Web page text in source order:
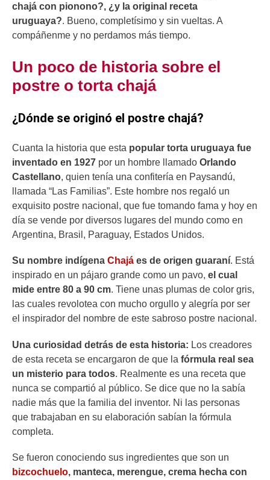
chajá con pionono?, ¿y la original receta
uruguaya?. Bueno, completísimo y sin vueltas. A
compáñenme y no perdamos más tiempo.
Un poco de historia sobre el
postre o torta chajá
¿Dónde se originó el postre chajá?
Cuanta la historia que esta popular torta uruguaya fue
inventado en 1927 por un hombre llamado Orlando
Castellano, quien tenía una confitería en Paysandú,
llamada “Las Familias”. Este hombre nos regaló un
exquisito postre nacional, que fue tomando fama y hoy en
día se vende por diversos lugares del mundo como en
Argentina, Brasil, Paraguay, Estados Unidos.
Su nombre indígena Chajá es de origen guaraní. Está
inspirado en un pájaro grande como un pavo, el cual
mide entre 80 a 90 cm. Tiene unas plumas de color gris,
las cuales revolotea con mucho orgullo y alegría por ser
el inspirador del nombre de este sabroso postre nacional.
Una curiosidad detrás de esta historia: Los creadores
de esta receta se encargaron de que la fórmula real sea
un misterio para todos. Realmente es una receta que
nunca se compartió al público. Se dice que no la sabía
nadie más que la familia del inventor. Ni las personas
que trabajaban en su elaboración sabían la fórmula
completa.
Se fueron conociendo sus ingredientes que son un
bizcochuelo, manteca, merengue, crema hecha con